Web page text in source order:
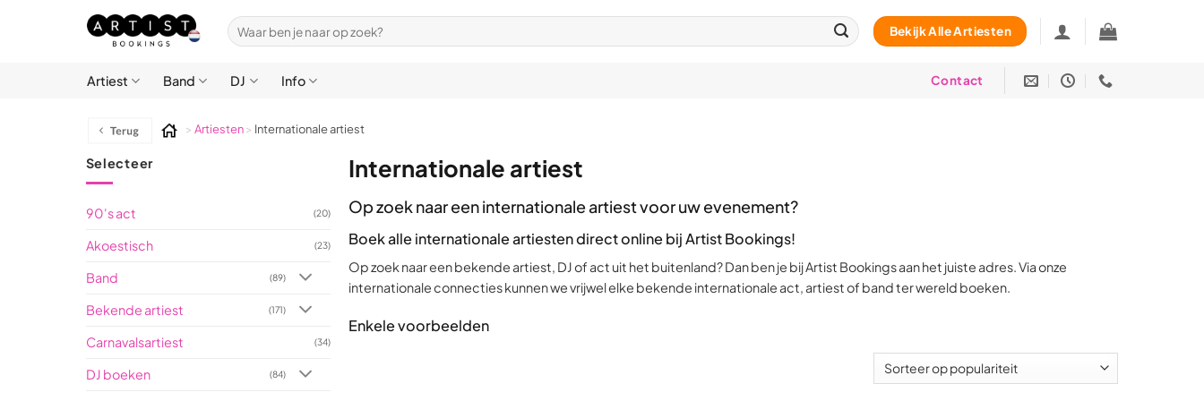
Zoeken
naar:
Bekijk Alle Artiesten
Artiest Band DJ Info Contact
> Artiesten> Internationale artiest
Selecteer
90's act (20)
Akoestisch (23)
Band (89)
Bekende artiest (171)
Carnavalsartiest (34)
DJ boeken (84)
Internationale artiest
Op zoek naar een internationale artiest voor uw evenement?
Boek alle internationale artiesten direct online bij Artist Bookings!
Op zoek naar een bekende artiest, DJ of act uit het buitenland? Dan ben je bij Artist Bookings aan het juiste adres. Via onze
internationale connecties kunnen we vrijwel elke bekende internationale act, artiest of band ter wereld boeken.
Enkele voorbeelden